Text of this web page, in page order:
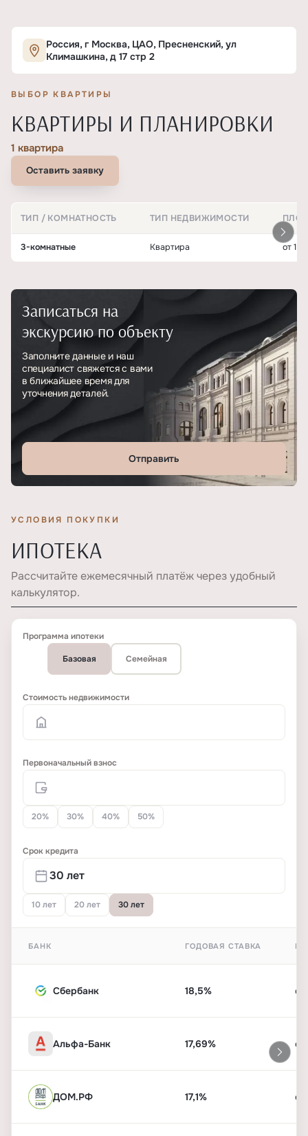
Россия, г Москва, ЦАО, Пресненский, ул
Климашкина, д 17 стр 2
ВЫБОР КВАРТИРЫ
КВАРТИРЫ И ПЛАНИРОВКИ
1 квартира
Оставить заявку
Квартиры и планировки в ЖК «Панорама»
ТИП / КОМНАТНОСТЬ ТИП НЕДВИЖИМОСТИ
3-комнатные Квартира от
Записаться на
экскурсию по объекту
Заполните данные и наш
специалист свяжется с вами
в ближайшее время для
уточнения деталей.
Отправить
УСЛОВИЯ ПОКУПКИ
ИПОТЕКА
Рассчитайте ежемесячный платёж через удобный
калькулятор.
Программа ипотеки
Базовая Семейная
Стоимость недвижимости
Первоначальный взнос
20% 30% 40% 50%
Срок кредита
10 лет 20 лет 30 лет
БАНК ГОДОВАЯ СТАВКА
Сбербанк 18,5%
Альфа-Банк 17,69%
ДОМ.РФ 17,1%